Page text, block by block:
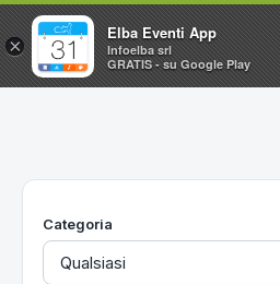
Home
Utilità
Categoria
×
Elba Eventi App
Infoelba srl
GRATIS - su Google Play